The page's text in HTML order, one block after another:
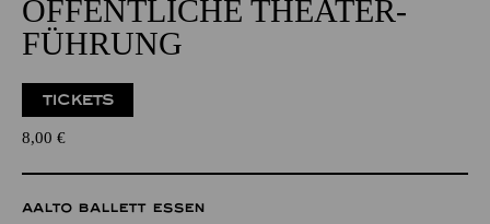
ÖFFENTLICHE THEATER­
FÜHRUNG
TICKETS
8,00 €
AALTO BALLETT ESSEN